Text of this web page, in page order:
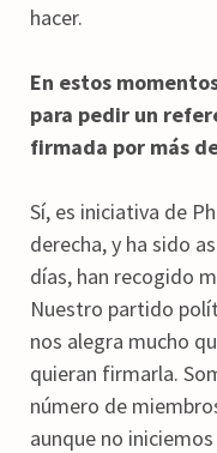
hacer.
En estos
para pedir un
firmada por más
Sí, es iniciativa de
derecha, y ha sido
días, han recogido
Nuestro partido
nos alegra mucho
quieran firmarla.
número de
aunque no